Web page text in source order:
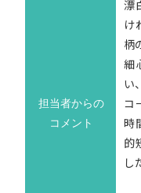
担当者からの
コメント
漂
け
柄
細
い
コ
時
的
し